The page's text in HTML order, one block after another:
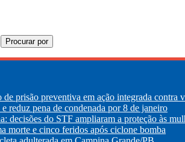
Procurar por
prisão preventiva em ação integrada contra
reduz pena de condenada por 8 de janeiro
decisões do STF ampliaram a proteção às
morte e cinco feridos após ciclone bomba